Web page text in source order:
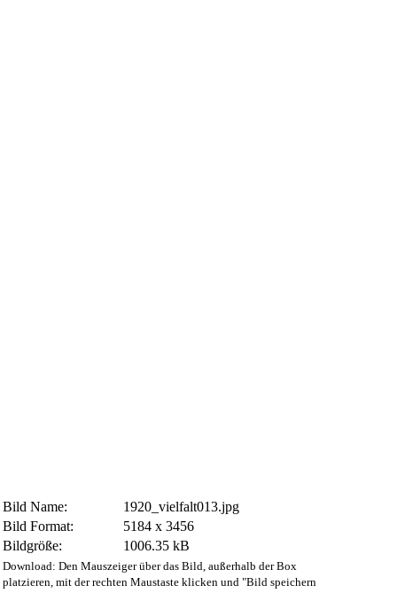
Bild Name:
1920_vielfalt013.jpg
Bild Format:
5184 x 3456
Bildgröße:
1006.35 kB
Download: Den Mauszeiger über das Bild, außerhalb der Box
platzieren, mit der rechten Maustaste klicken und "Bild speichern